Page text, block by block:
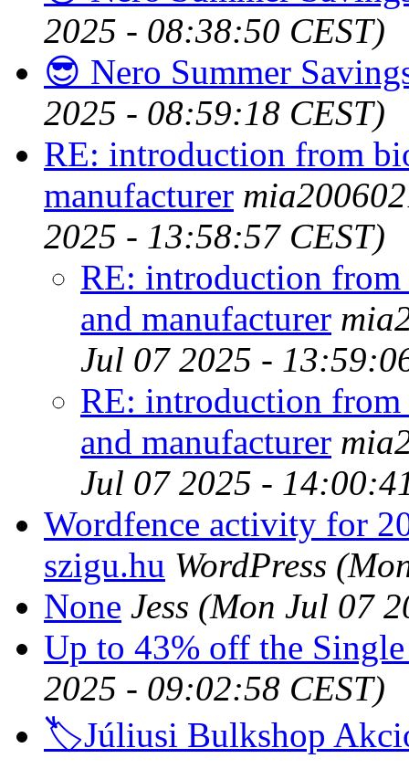
2025 - 08:38:50 CEST)
😎 Nero Summer
2025 - 08:59:18 CEST)
RE: introduction from
manufacturer
2025 - 13:58:57 CEST)
RE: introduction
and manufacturer
Jul 07 2025 -
RE: introduction
and manufacturer
Jul 07 2025 -
Wordfence activity for
szigu.hu WordPress
None Jess (Mon Jul 07
Up to 43% off the
2025 - 09:02:58 CEST)
🏷️Júliusi Bulkshop